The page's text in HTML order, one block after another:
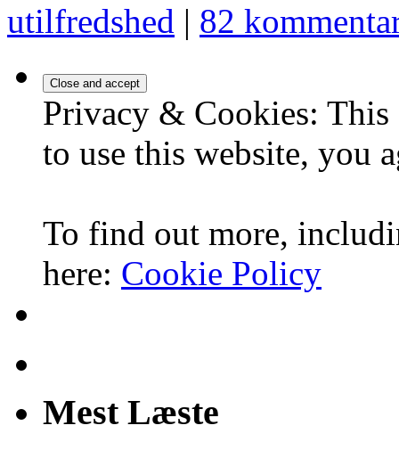
utilfredshed | 82
Privacy & Cookies:
to use this website, you
To find out more,
here: Cookie Policy
Mest Læste